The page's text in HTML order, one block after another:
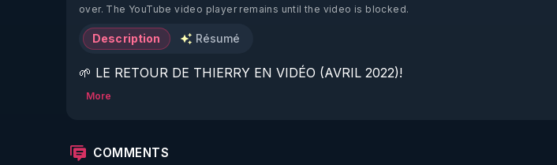
over. The YouTube video player remains until the video is blocked.
Description Résumé
🌱 LE RETOUR DE THIERRY EN VIDÉO (AVRIL 2022)!
🌱 LE MAGAZINE RÉGÉNÈRE
More
COMMENTS